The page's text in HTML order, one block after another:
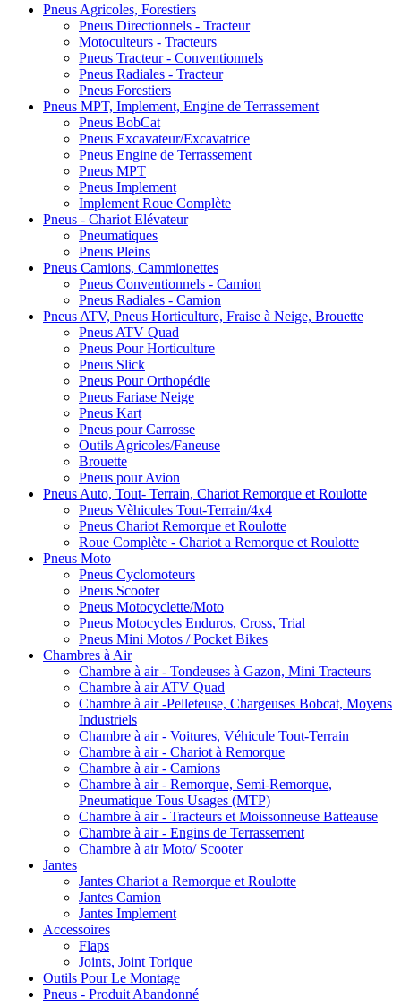
Pneus Agricoles, Forestiers
Pneus Directionnels - Tracteur
Motoculteurs - Tracteurs
Pneus Tracteur - Conventionnels
Pneus Radiales - Tracteur
Pneus Forestiers
Pneus MPT, Implement, Engine de Terrassement
Pneus BobCat
Pneus Excavateur/Excavatrice
Pneus Engine de Terrassement
Pneus MPT
Pneus Implement
Implement Roue Complète
Pneus - Chariot Elévateur
Pneumatiques
Pneus Pleins
Pneus Camions, Cammionettes
Pneus Conventionnels - Camion
Pneus Radiales - Camion
Pneus ATV, Pneus Horticulture, Fraise à Neige, Brouette
Pneus ATV Quad
Pneus Pour Horticulture
Pneus Slick
Pneus Pour Orthopédie
Pneus Fariase Neige
Pneus Kart
Pneus pour Carrosse
Outils Agricoles/Faneuse
Brouette
Pneus pour Avion
Pneus Auto, Tout- Terrain, Chariot Remorque et Roulotte
Pneus Vèhicules Tout-Terrain/4x4
Pneus Chariot Remorque et Roulotte
Roue Complète - Chariot a Remorque et Roulotte
Pneus Moto
Pneus Cyclomoteurs
Pneus Scooter
Pneus Motocyclette/Moto
Pneus Motocycles Enduros, Cross, Trial
Pneus Mini Motos / Pocket Bikes
Chambres à Air
Chambre à air - Tondeuses à Gazon, Mini Tracteurs
Chambre à air ATV Quad
Chambre à air -Pelleteuse, Chargeuses Bobcat, Moyens
Industriels
Chambre à air - Voitures, Véhicule Tout-Terrain
Chambre à air - Chariot à Remorque
Chambre à air - Camions
Chambre à air - Remorque, Semi-Remorque,
Pneumatique Tous Usages (MTP)
Chambre à air - Tracteurs et Moissonneuse Batteause
Chambre à air - Engins de Terrassement
Chambre à air Moto/ Scooter
Jantes
Jantes Chariot a Remorque et Roulotte
Jantes Camion
Jantes Implement
Accessoires
Flaps
Joints, Joint Torique
Outils Pour Le Montage
Pneus - Produit Abandonné